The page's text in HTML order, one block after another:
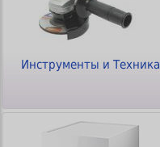
Инструменты и Техника